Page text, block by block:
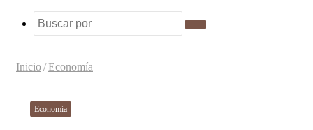
Buscar
Inicio/Economía
Economía